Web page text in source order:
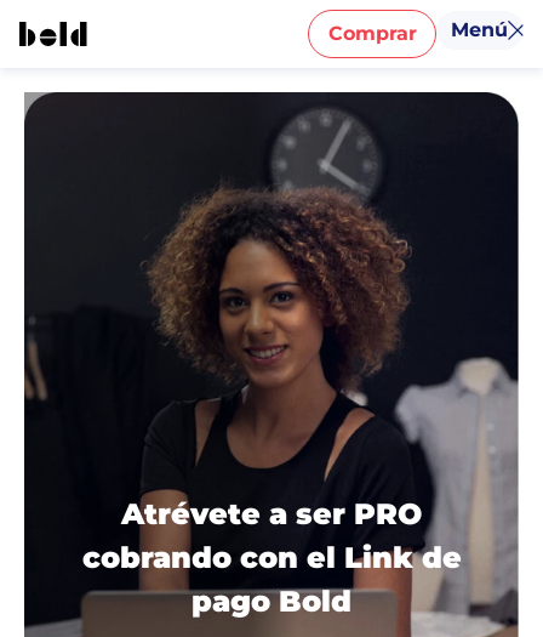
Comprar Menú
Atrévete a ser PRO
cobrando con el Link de
pago Bold